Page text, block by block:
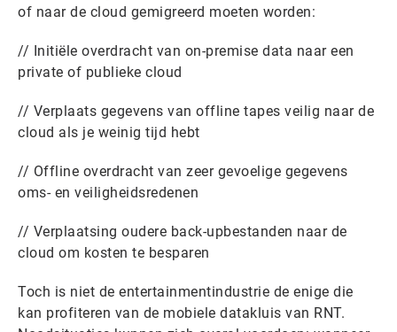
of naar de cloud gemigreerd moeten worden:
// Initiële overdracht van on-premise data naar een
private of publieke cloud
// Verplaats gegevens van offline tapes veilig naar de
cloud als je weinig tijd hebt
// Offline overdracht van zeer gevoelige gegevens
oms- en veiligheidsredenen
// Verplaatsing oudere back-upbestanden naar de
cloud om kosten te besparen
Toch is niet de entertainmentindustrie de enige die
kan profiteren van de mobiele datakluis van RNT.